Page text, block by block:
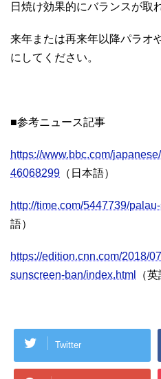
日焼け効果的にバランスが取
来年または再来年以降パラオ
にしてください。
■参考ニュース記事
https://www.bbc.com/
46068299 （日本語）
http://time.com/5447739/
語）
https://edition.cnn.com/2018/
sunscreen-ban/index.html
（英
Twitter